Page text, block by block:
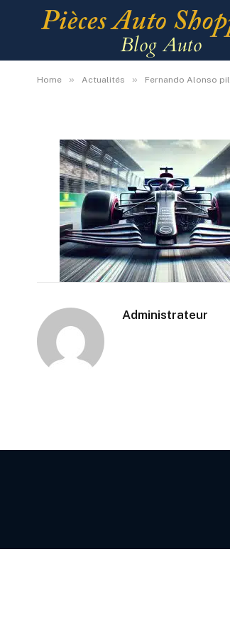
Home » Actualités » Fernando Alonso
Fernando
By Administrateur 11 juillet
Administrateur